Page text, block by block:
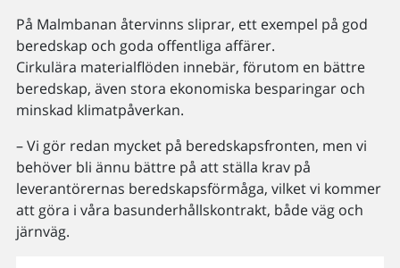
På Malmbanan återvinns sliprar, ett exempel på god
beredskap och goda offentliga affärer.
Cirkulära materialflöden innebär, förutom en bättre
beredskap, även stora ekonomiska besparingar och
minskad klimatpåverkan.
– Vi gör redan mycket på beredskapsfronten, men vi
behöver bli ännu bättre på att ställa krav på
leverantörernas beredskapsförmåga, vilket vi kommer
att göra i våra basunderhållskontrakt, både väg och
järnväg.